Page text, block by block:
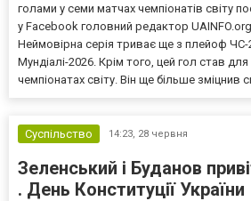
голами у семи матчах чемпіонатів світу
у Facebook головний редактор UAINFO.org
Неймовірна серія триває ще з плейоф
Мундіалі-2026. Крім того, цей гол став
чемпіонатах світу. Він ще більше зміцнив
Суспільство 14:23, 28 червня
Зеленський і Буданов
. День Конституції України